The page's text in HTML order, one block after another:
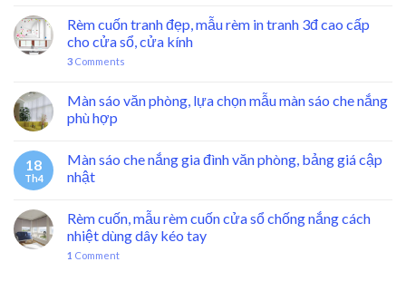
Rèm cuốn tranh đẹp, mẫu rèm in tranh 3đ cao cấp
cho cửa sổ, cửa kính
3 Comments
Màn sáo văn phòng, lựa chọn mẫu màn sáo che nắng
phù hợp
18
Th4
Màn sáo che nắng gia đình văn phòng, bảng giá cập
nhật
Rèm cuốn, mẫu rèm cuốn cửa sổ chống nắng cách
nhiệt dùng dây kéo tay
1 Comment